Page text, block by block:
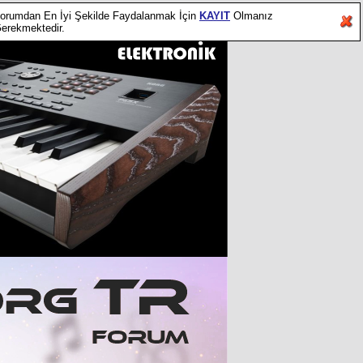
En İyi Şekilde Faydalanmak İçin KAYIT Olmanız